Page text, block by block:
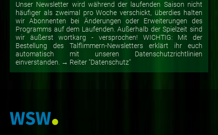
Unser Newsletter wird während der laufenden Saison nicht
häufiger als zweimal pro Woche verschickt, überdies halten
wir Abonnenten bei Änderungen oder Erweiterungen des
Programms auf dem Laufenden. Außerhalb der Spielzeit sind
wir äußerst wortkarg - versprochen! WICHTIG: Mit der
Bestellung des Talflimmern-Newsletters erklärt ihr euch
automatisch mit unseren Datenschutzrichtlinien
einverstanden. → Reiter "Datenschutz"